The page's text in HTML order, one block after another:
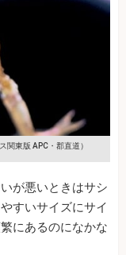
関東版 APC・郡直道）
が悪いときはサシ
すいサイズにサイ
にあるのになかな